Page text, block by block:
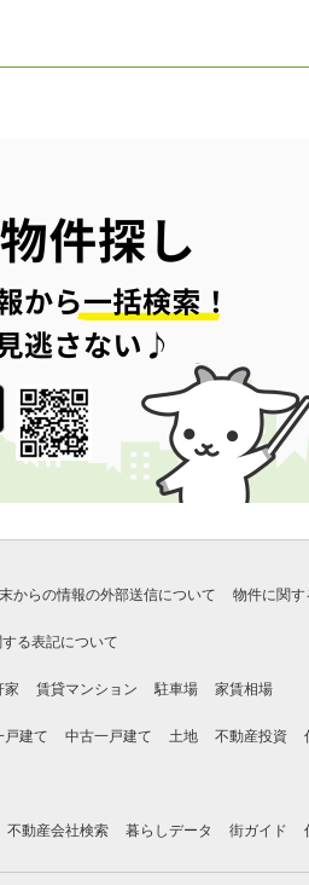
からの情報の外部送信について 物件に関
る表記について
家 賃貸マンション 駐車場 家賃相場
戸建て 中古一戸建て 土地 不動産投資
不動産会社検索 暮らしデータ 街ガイド